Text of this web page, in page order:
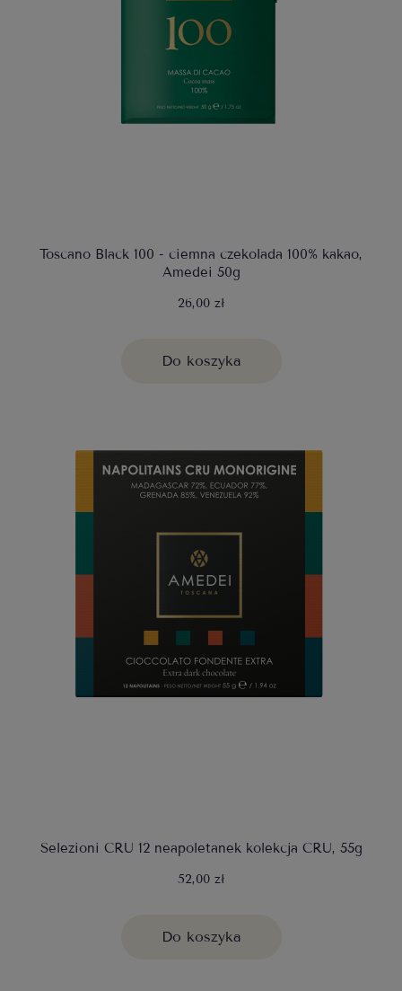
Toscano Black 100 - ciemna czekolada 100% kakao,
Amedei 50g
26,00 zł
Do koszyka
Selezioni CRU 12 neapoletanek kolekcja CRU, 55g
52,00 zł
Do koszyka